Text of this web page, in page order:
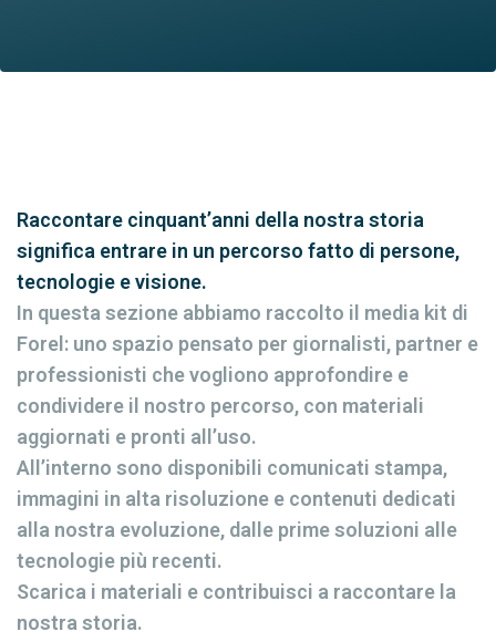
Raccontare cinquant’anni della nostra storia
significa entrare in un percorso fatto di persone,
tecnologie e visione.
In questa sezione abbiamo raccolto il media kit di
Forel: uno spazio pensato per giornalisti, partner e
professionisti che vogliono approfondire e
condividere il nostro percorso, con materiali
aggiornati e pronti all’uso.
All’interno sono disponibili comunicati stampa,
immagini in alta risoluzione e contenuti dedicati
alla nostra evoluzione, dalle prime soluzioni alle
tecnologie più recenti.
Scarica i materiali e contribuisci a raccontare la
nostra storia.